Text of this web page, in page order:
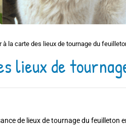
à la carte des lieux de tournage du
lieux de
de lieux de tournage du feuilleton